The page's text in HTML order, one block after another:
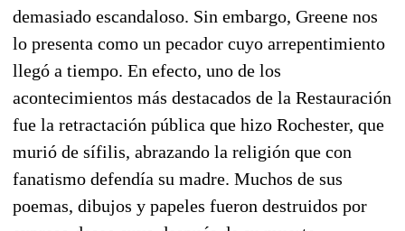
demasiado escandaloso. Sin embargo, Greene nos
lo presenta como un pecador cuyo arrepentimiento
llegó a tiempo. En efecto, uno de los
acontecimientos más destacados de la Restauración
fue la retractación pública que hizo Rochester, que
murió de sífilis, abrazando la religión que con
fanatismo defendía su madre. Muchos de sus
poemas, dibujos y papeles fueron destruidos por